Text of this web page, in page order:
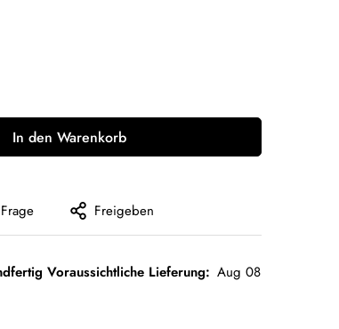
In den Warenkorb
Freigeben
Voraussichtliche Lieferung: Aug 08